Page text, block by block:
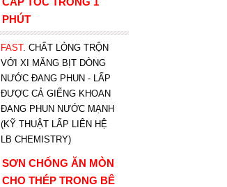
PHÚT
FAST. CHẤT LỎNG TRỘN
VỚI XI MĂNG BỊT DÒNG
NƯỚC ĐANG PHUN - LẤP
ĐƯỢC CẢ GIẾNG KHOAN
ĐANG PHUN NƯỚC MẠNH
(KỸ THUẬT LẤP LIÊN HỆ
LB CHEMISTRY)
SƠN CHỐNG ĂN MÒN
CHO THÉP TRONG BÊ